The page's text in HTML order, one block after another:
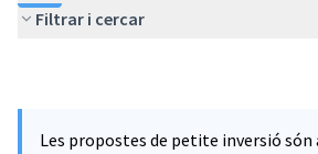
Filtrar i cercar
Les propostes de petite inversió són